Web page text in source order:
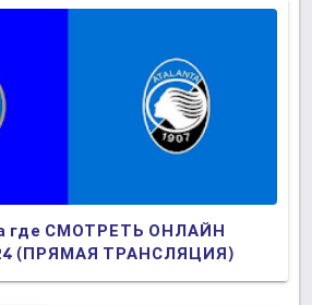
где СМОТРЕТЬ ОНЛАЙН
(ПРЯМАЯ ТРАНСЛЯЦИЯ)